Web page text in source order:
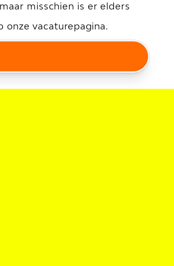
misschien is er elders
onze vacaturepagina.